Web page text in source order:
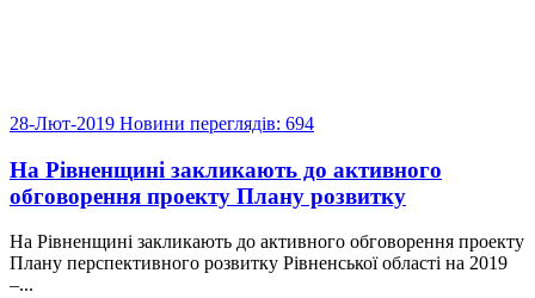
28-Лют-2019 Новини переглядів: 694
На Рівненщині закликають до активного
обговорення проекту Плану розвитку
На Рівненщині закликають до активного обговорення проекту
Плану перспективного розвитку Рівненської області на 2019
–...